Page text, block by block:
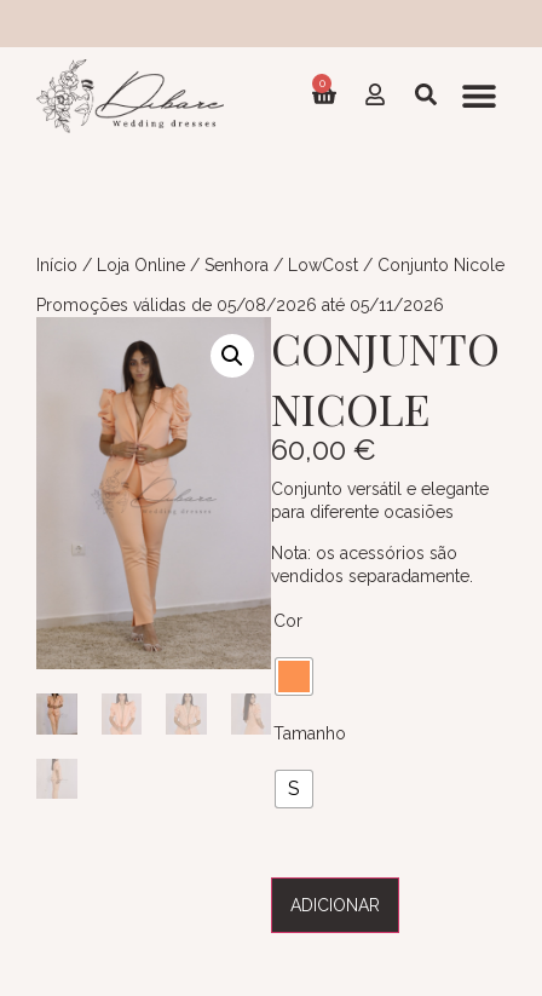
0
Início / Loja Online / Senhora / LowCost / Conjunto Nicole
Promoções válidas de 05/08/2026 até 05/11/2026
CONJUNTO
NICOLE
60,00 €
Conjunto versátil e elegante
para diferente ocasiões
Nota: os acessórios são
vendidos separadamente.
Cor
Tamanho
S
ADICIONAR